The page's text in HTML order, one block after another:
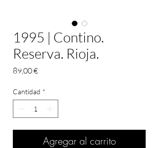
1995 | Contino.
Reserva. Rioja.
89,00 €Precio
Cantidad *
Agregar al carrito